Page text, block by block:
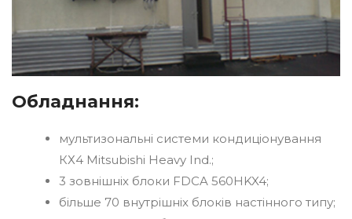
Обладнання:
мультизональні системи кондиціонування
КХ4 Mitsubishi Heavy Ind.;
3 зовнішніх блоки FDCA 560HKX4;
більше 70 внутрішніх блоків настінного типу;